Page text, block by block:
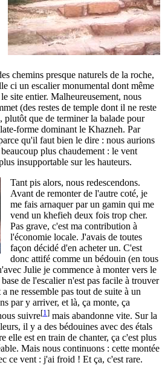
chemins presque naturels de la roche,
ci un escalier monumental dont même
site entier. Malheureusement, nous
(des restes de temple dont il ne reste
plutôt que de terminer la balade pour
forme dominant le Khazneh. Par
qu'il faut bien le dire : nous aurions
plus chaudement : le vent
insupportable sur les hauteurs.
Tant pis alors, nous redescendons.
Avant de remonter de l'autre coté, je
me fais arnaquer par un gamin qui me
vend un khefieh deux fois trop cher.
Pas grave, c'est ma contribution à
l'économie locale. J'avais de toutes
façon décidé d'en acheter un. C'est
donc attifé comme un bédouin (en tous
Julie je commence à monter vers le
de l'escalier n'est pas facile à trouver
ne ressemble pas tout de suite à un
par y arriver, et là, ça monte, ça
suivre[1] mais abandonne vite. Sur la
il y a des bédouines avec des étals
elle est en train de chanter, ça c'est plus
Mais nous continuons : cette montée
ce vent : j'ai froid ! Et ça, c'est rare.